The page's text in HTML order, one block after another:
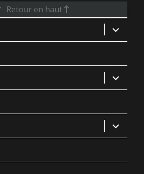
Retour en haut
ouvrir
le
sous-
ouvrir
le
sous-
ouvrir
le
sous-